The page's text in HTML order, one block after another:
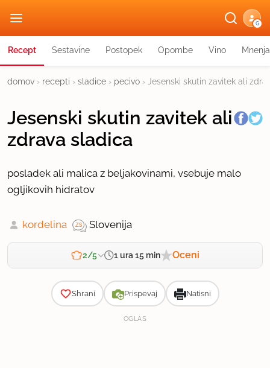
G
Recept Sestavine Postopek Opombe Vino Mnenja
domov › recepti › sladice › pecivo › Jesenski skutin zavitek ali
Jesenski skutin zavitek ali
zdrava sladica
posladek ali malica z beljakovinami, vsebuje malo
ogljikovih hidratov
kordelina Slovenija
2/5 1 ura 15 min Oceni
Shrani Prispevaj Natisni
OGLAS